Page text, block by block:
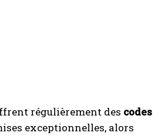
régulièrement des codes
exceptionnelles, alors